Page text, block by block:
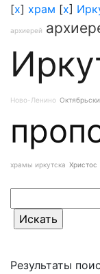
[x] храм [x]
архиерей
Ново-Ленино
храмы иркутска Христос
Результаты